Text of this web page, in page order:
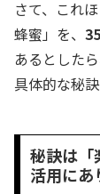
さて、これ
蜂蜜」を、
あるとした
具体的な秘
秘訣は「
活用にあ